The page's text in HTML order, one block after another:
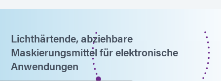
Lichthärtende, abziehbare
Maskierungsmittel für elektronische
Anwendungen